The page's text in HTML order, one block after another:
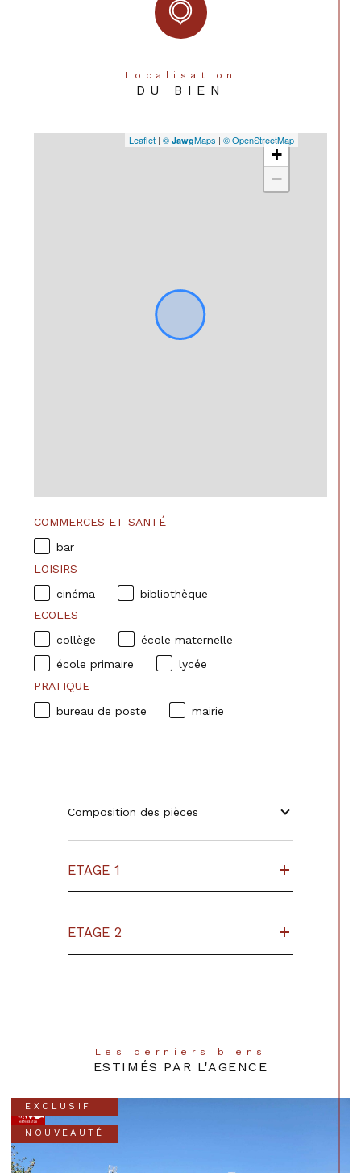
Localisation
DU BIEN
+
−
Leaflet | © JawgMaps | © OpenStreetMap
COMMERCES ET SANTÉ
bar
LOISIRS
cinéma
bibliothèque
ECOLES
collège
école maternelle
école primaire
lycée
PRATIQUE
bureau de poste
mairie
Composition des pièces
ETAGE 1
ETAGE 2
Les derniers biens
ESTIMÉS PAR L'AGENCE
EXCLUSIF
NOUVEAUTÉ